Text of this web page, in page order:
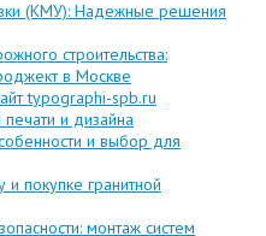
(КМУ): Надежные решения
строительства:
в Москве
typographi-spb.ru
и дизайна
и выбор для
покупке гранитной
монтаж систем